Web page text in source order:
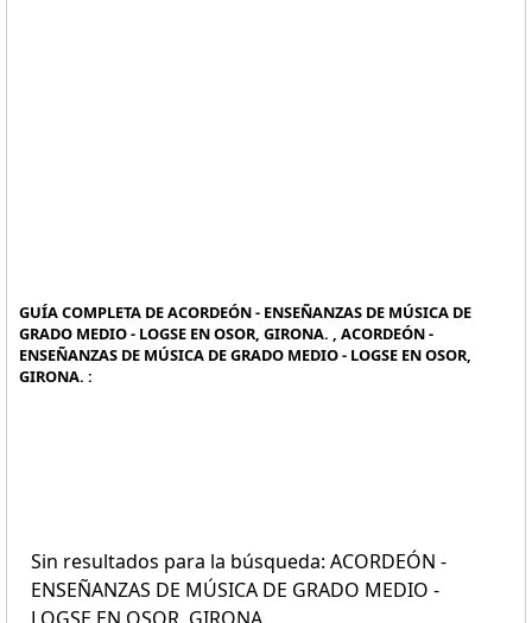
GUÍA COMPLETA DE ACORDEÓN - ENSEÑANZAS DE MÚSICA DE
GRADO MEDIO - LOGSE EN OSOR, GIRONA. , ACORDEÓN -
ENSEÑANZAS DE MÚSICA DE GRADO MEDIO - LOGSE EN OSOR,
GIRONA. :
Sin resultados para la búsqueda: ACORDEÓN -
ENSEÑANZAS DE MÚSICA DE GRADO MEDIO -